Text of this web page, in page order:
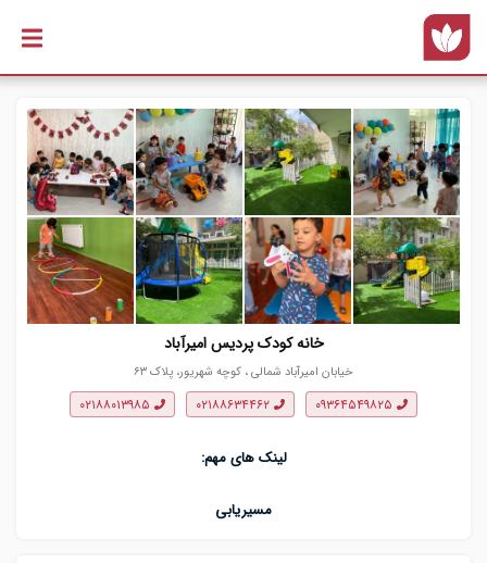
خانه کودک پردیس امیرآباد
خیابان امیرآباد شمالی ، کوچه شهریور، پلاک ۶۳
لینک های مهم:
مسیریابی